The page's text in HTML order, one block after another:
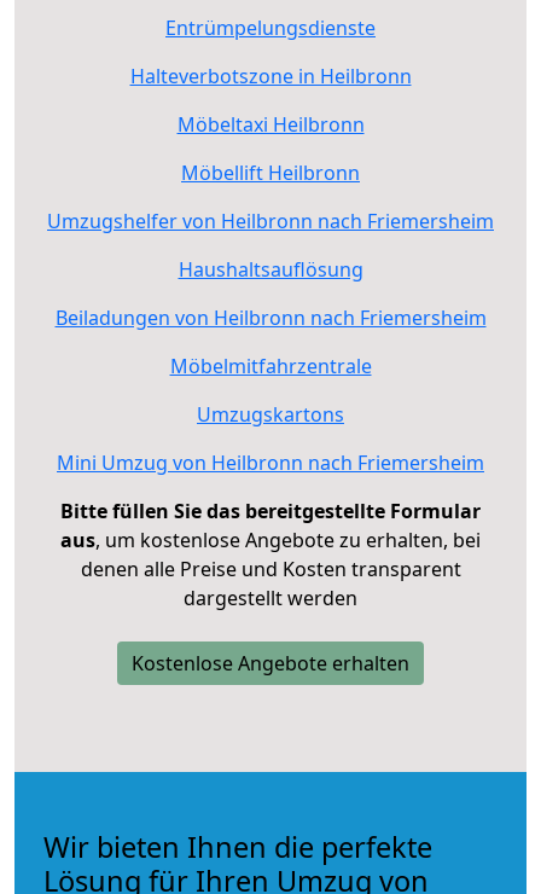
Entrümpelungsdienste
Halteverbotszone in Heilbronn
Möbeltaxi Heilbronn
Möbellift Heilbronn
Umzugshelfer von Heilbronn nach Friemersheim
Haushaltsauflösung
Beiladungen von Heilbronn nach Friemersheim
Möbelmitfahrzentrale
Umzugskartons
Mini Umzug von Heilbronn nach Friemersheim
Bitte füllen Sie das bereitgestellte Formular
aus, um kostenlose Angebote zu erhalten, bei
denen alle Preise und Kosten transparent
dargestellt werden
Kostenlose Angebote erhalten
Wir bieten Ihnen die perfekte
Lösung für Ihren Umzug von